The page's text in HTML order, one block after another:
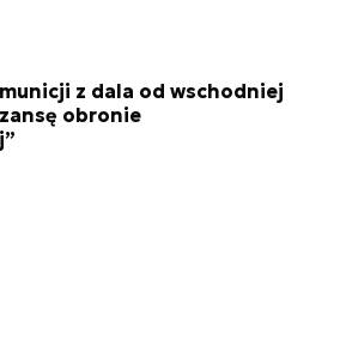
z dala od wschodniej
obronie